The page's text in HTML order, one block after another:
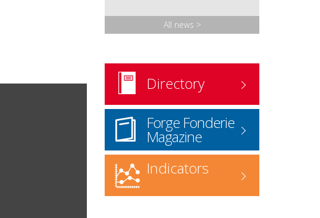
leurs savoir-faire, leurs technologies
et leurs expertises. Les membres
prestataires – y sont également
référencés.
Version papier: disponible sur
demande.
Commander l'annuaire
www.forgefonderie.org/fr/la-
federation/rechercher-une-
entreprise-forge-fonderie/contact
All news >
Directory
Forge Fonderie
Magazine
Indicators